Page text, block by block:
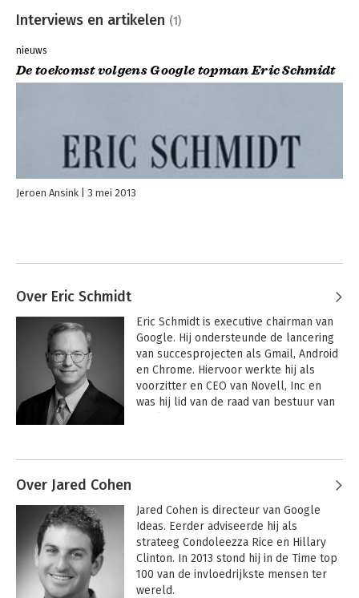
Interviews en artikelen (1)
nieuws
De toekomst volgens Google topman Eric Schmidt
Jeroen Ansink 3 mei 2013
Over Eric Schmidt
Eric Schmidt is executive chairman van
Google. Hij ondersteunde de lancering
van succesprojecten als Gmail, Android
en Chrome. Hiervoor werkte hij als
voorzitter en CEO van Novell, Inc en
was hij lid van de raad van bestuur van
Over Jared Cohen
Jared Cohen is directeur van Google
Ideas. Eerder adviseerde hij als
strateeg Condoleezza Rice en Hillary
Clinton. In 2013 stond hij in de Time top
100 van de invloedrijkste mensen ter
wereld.